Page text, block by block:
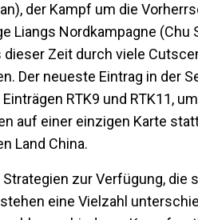
der Kampf um die
Liangs Nordkampagne (Chu
Zeit durch viele
Der neueste Eintrag in der
RTK9 und RTK11,
auf einer einzigen Karte
Land China.
zur Verfügung, die
eine Vielzahl